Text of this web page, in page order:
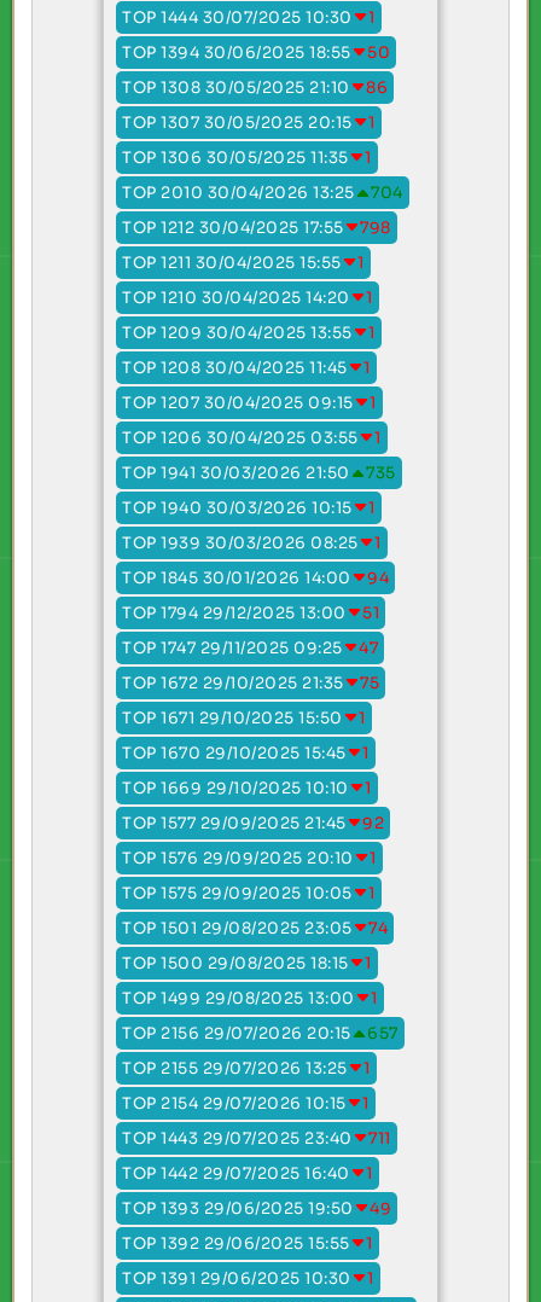
TOP 1444 30/07/2025 10:30
1
TOP 1394 30/06/2025 18:55
50
TOP 1308 30/05/2025 21:10
86
TOP 1307 30/05/2025 20:15
1
TOP 1306 30/05/2025 11:35
1
TOP 2010 30/04/2026 13:25
704
TOP 1212 30/04/2025 17:55
798
TOP 1211 30/04/2025 15:55
1
TOP 1210 30/04/2025 14:20
1
TOP 1209 30/04/2025 13:55
1
TOP 1208 30/04/2025 11:45
1
TOP 1207 30/04/2025 09:15
1
TOP 1206 30/04/2025 03:55
1
TOP 1941 30/03/2026 21:50
735
TOP 1940 30/03/2026 10:15
1
TOP 1939 30/03/2026 08:25
1
TOP 1845 30/01/2026 14:00
94
TOP 1794 29/12/2025 13:00
51
TOP 1747 29/11/2025 09:25
47
TOP 1672 29/10/2025 21:35
75
TOP 1671 29/10/2025 15:50
1
TOP 1670 29/10/2025 15:45
1
TOP 1669 29/10/2025 10:10
1
TOP 1577 29/09/2025 21:45
92
TOP 1576 29/09/2025 20:10
1
TOP 1575 29/09/2025 10:05
1
TOP 1501 29/08/2025 23:05
74
TOP 1500 29/08/2025 18:15
1
TOP 1499 29/08/2025 13:00
1
TOP 2156 29/07/2026 20:15
657
TOP 2155 29/07/2026 13:25
1
TOP 2154 29/07/2026 10:15
1
TOP 1443 29/07/2025 23:40
711
TOP 1442 29/07/2025 16:40
1
TOP 1393 29/06/2025 19:50
49
TOP 1392 29/06/2025 15:55
1
TOP 1391 29/06/2025 10:30
1